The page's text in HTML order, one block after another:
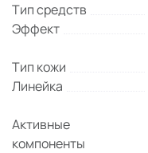
Тип средств
Эффект
Тип кожи
Линейка
Активные
компоненты